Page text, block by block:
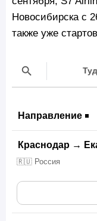
Новосибирска с
также уже
Направление
Краснодар →
🇷🇺 Россия